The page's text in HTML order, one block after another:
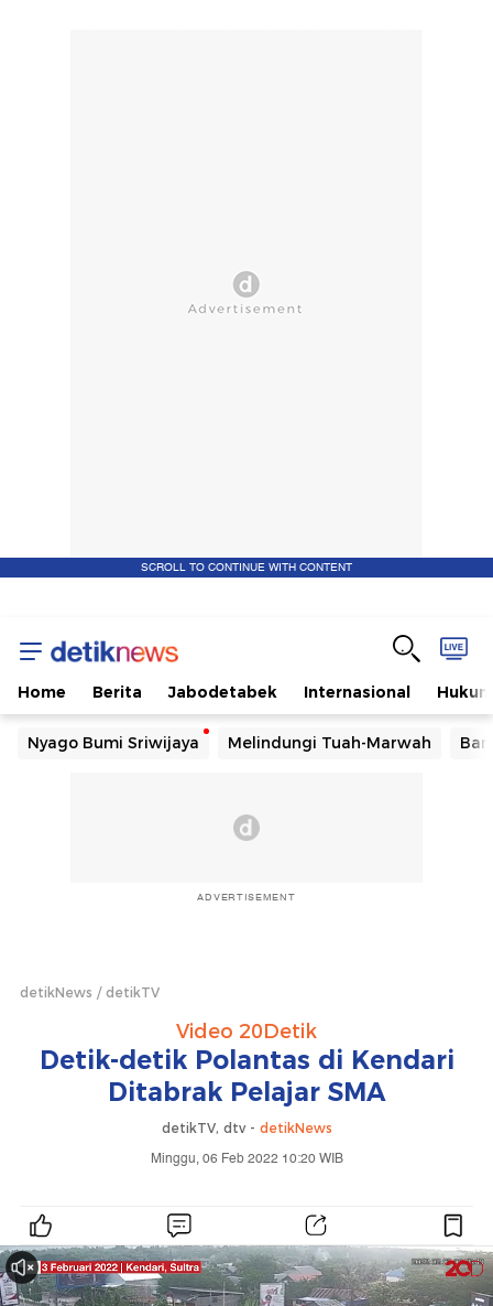
SCROLL TO CONTINUE WITH CONTENT
Home Berita Jabodetabek Internasional Hukum
Nyago Bumi Sriwijaya Melindungi Tuah-Marwah
ADVERTISEMENT
detikNews detikTV
Video 20Detik
Detik-detik Polantas di Kendari
Ditabrak Pelajar SMA
detikTV, dtv - detikNews
Minggu, 06 Feb 2022 10:20 WIB